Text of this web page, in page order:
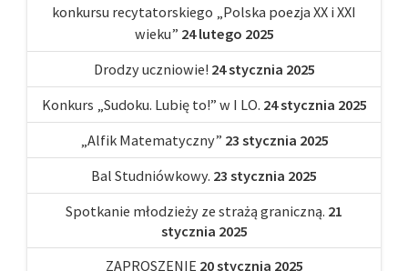
konkursu recytatorskiego „Polska poezja XX i XXI
wieku” 24 lutego 2025
Drodzy uczniowie! 24 stycznia 2025
Konkurs „Sudoku. Lubię to!” w I LO. 24 stycznia 2025
„Alfik Matematyczny” 23 stycznia 2025
Bal Studniówkowy. 23 stycznia 2025
Spotkanie młodzieży ze strażą graniczną. 21
stycznia 2025
ZAPROSZENIE 20 stycznia 2025